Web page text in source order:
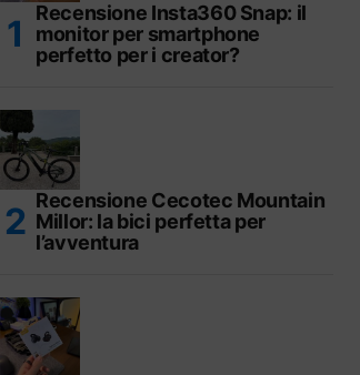
Recensione Insta360 Snap: il
monitor per smartphone
perfetto per i creator?
Recensione Cecotec Mountain
Millor: la bici perfetta per
l’avventura